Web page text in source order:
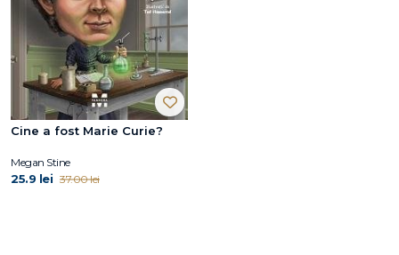
Cine a fost Marie Curie?
Megan Stine
25.9 lei 37.00 lei